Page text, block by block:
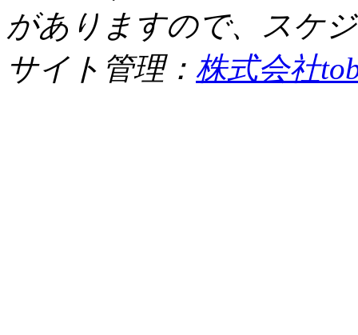
がありますので、スケ
サイト管理： 株式会社